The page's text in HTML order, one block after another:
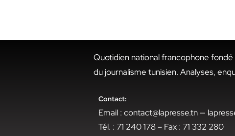
Quotidien national francophone
du journalisme tunisien. Analyses,
Contact:
Email : contact@lapresse.tn —
Tél. : 71 240 178 – Fax : 71 332 280